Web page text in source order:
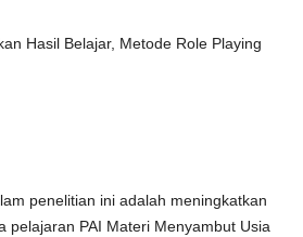
Hasil Belajar, Metode Role Playing
penelitian ini adalah meningkatkan
pelajaran PAI Materi Menyambut Usia